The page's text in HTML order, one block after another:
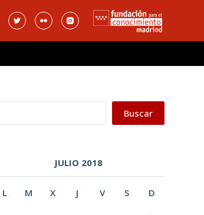
Buscar
JULIO 2018
L M X J V S D